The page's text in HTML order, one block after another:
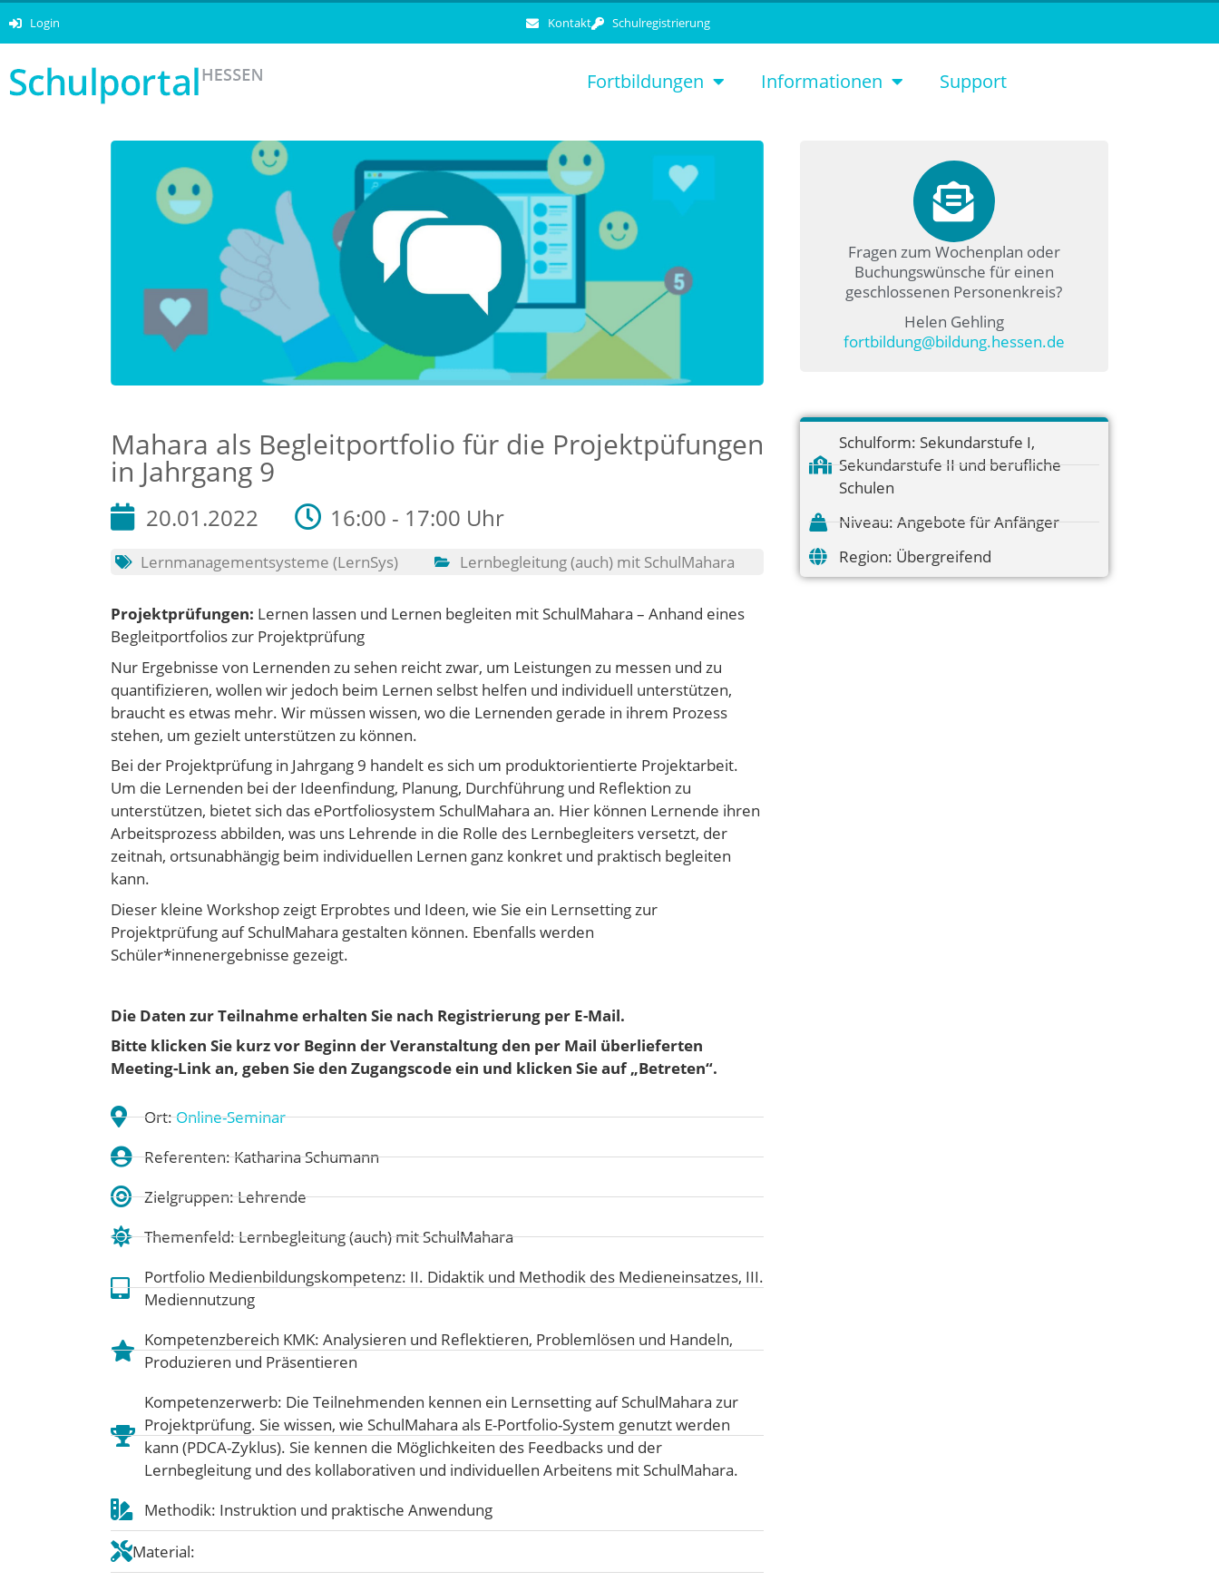
Login Kontakt Schulregistrierung
Fortbildungen Informationen Support
Mahara als Begleitportfolio für die Projektpüfungen
in Jahrgang 9
20.01.2022 16:00 - 17:00 Uhr
Lernmanagementsysteme (LernSys) Lernbegleitung (auch) mit SchulMahara
Projektprüfungen: Lernen lassen und Lernen begleiten mit SchulMahara – Anhand eines
Begleitportfolios zur Projektprüfung
Nur Ergebnisse von Lernenden zu sehen reicht zwar, um Leistungen zu messen und zu
quantifizieren, wollen wir jedoch beim Lernen selbst helfen und individuell unterstützen,
braucht es etwas mehr. Wir müssen wissen, wo die Lernenden gerade in ihrem Prozess
stehen, um gezielt unterstützen zu können.
Bei der Projektprüfung in Jahrgang 9 handelt es sich um produktorientierte Projektarbeit.
Um die Lernenden bei der Ideenfindung, Planung, Durchführung und Reflektion zu
unterstützen, bietet sich das ePortfoliosystem SchulMahara an. Hier können Lernende ihren
Arbeitsprozess abbilden, was uns Lehrende in die Rolle des Lernbegleiters versetzt, der
zeitnah, ortsunabhängig beim individuellen Lernen ganz konkret und praktisch begleiten
kann.
Dieser kleine Workshop zeigt Erprobtes und Ideen, wie Sie ein Lernsetting zur
Projektprüfung auf SchulMahara gestalten können. Ebenfalls werden
Schüler*innenergebnisse gezeigt.
Die Daten zur Teilnahme erhalten Sie nach Registrierung per E-Mail.
Bitte klicken Sie kurz vor Beginn der Veranstaltung den per Mail überlieferten
Meeting-Link an, geben Sie den Zugangscode ein und klicken Sie auf „Betreten“.
Ort:Online-Seminar
Referenten: Katharina Schumann
Zielgruppen: Lehrende
Themenfeld:Lernbegleitung (auch) mit SchulMahara
Portfolio Medienbildungskompetenz: II. Didaktik und Methodik des Medieneinsatzes, III.
Mediennutzung
Kompetenzbereich KMK: Analysieren und Reflektieren, Problemlösen und Handeln,
Produzieren und Präsentieren
Kompetenzerwerb: Die Teilnehmenden kennen ein Lernsetting auf SchulMahara zur
Projektprüfung. Sie wissen, wie SchulMahara als E-Portfolio-System genutzt werden
kann (PDCA-Zyklus). Sie kennen die Möglichkeiten des Feedbacks und der
Lernbegleitung und des kollaborativen und individuellen Arbeitens mit SchulMahara.
Methodik: Instruktion und praktische Anwendung
Material:
Fragen zum Wochenplan oder
Buchungswünsche für einen
geschlossenen Personenkreis?
Helen Gehling
fortbildung@bildung.hessen.de
Schulform: Sekundarstufe I,
Sekundarstufe II und berufliche
Schulen
Niveau: Angebote für Anfänger
Region: Übergreifend